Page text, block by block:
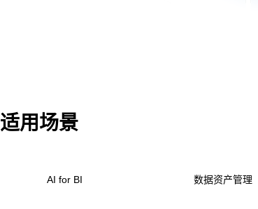
适用场景
AI for BI 数据资产管理